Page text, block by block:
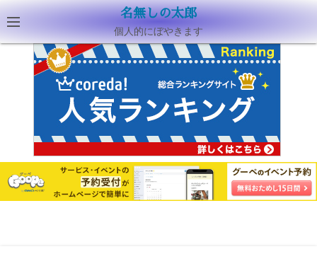
名無しの太郎
個人的にぼやきます